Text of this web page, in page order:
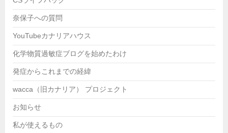
奈保子への質問
YouTubeカナリアハウス
化学物質過敏症ブログを始めたわけ
発症からこれまでの経緯
wacca（旧カナリア） プロジェクト
お知らせ
私が使えるもの